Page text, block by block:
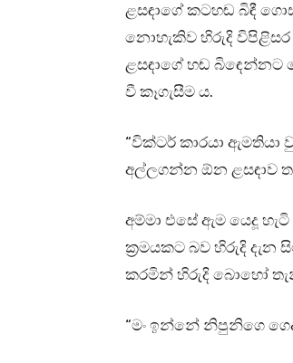
ළසඳාගේ කටහඬ බිඳී
නොහැකිව හිරුදි
ළසඳාගේ හඬ
වී කෑගැසීම ය.
“වික්‍ටර් කාරයා
අල්ලගන්න ඕන ළසඳාව
අම්මා එසේ ඇම යෙදූ
ක්‍රමයකට බව හිරුදි
කරමින් හිරුදි බොහෝ
“මං ඉන්නේ නිපුනිගෙ